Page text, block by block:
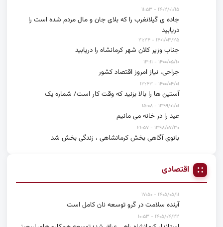
۱۴۰۲/۰۱/۱۵ - ۱۱:۵۳
جاده ی گیلانغرب را که بلای جان و مال مردم شده است را
دریابید
۱۴۰۱/۰۳/۲۵ - ۲۱:۲۴
جناب وزیر کلان شهر کرمانشاه را دریابید
۱۴۰۰/۰۵/۱۰ - ۱۳:۱۱
جراحی، نیاز امروز اقتصاد کشور
۱۴۰۰/۰۴/۰۱ - ۱۳:۴۳
آستین ها را بالا بزنید که وقت کار است/ شماره یک
۱۳۹۹/۰۱/۰۱ - ۱۵:۰۸
عید را در خانه می مانیم
۱۳۹۸/۰۷/۳۰ - ۲۱:۵۷
بانوی آگاهی بخش کرمانشاهی ، زندگی بخش شد
اقتصادی
۱۴۰۵/۰۵/۱۱ - ۱۷:۵۰
آینده سلامت در گرو توسعه نان کامل است
۱۴۰۵/۰۴/۲۲ - ۱۰:۵۳